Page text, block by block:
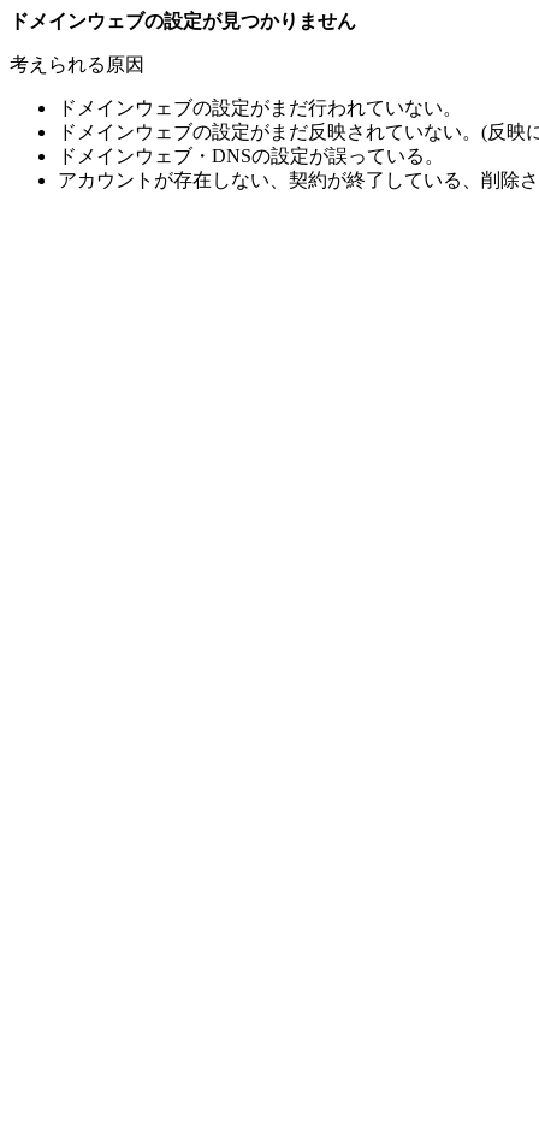
ドメインウェブの設定が見つかりません
考えられる原因
ドメインウェブの設定がまだ行われていない。
ドメインウェブの設定がまだ反映されていない。(反
ドメインウェブ・DNSの設定が誤っている。
アカウントが存在しない、契約が終了している、削除